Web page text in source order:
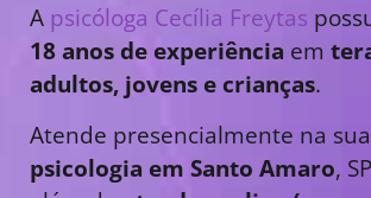
A psicóloga Cecília Freytas
18 anos de experiência em
adultos, jovens e crianças.
Atende presencialmente na sua
psicologia em Santo Amaro,